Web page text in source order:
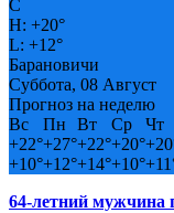
C
H: +20°
L: +12°
Барановичи
Суббота, 08 Август
Прогноз на неделю
Вс
Пн Вт Ср Чт
+22°+27°+22°+20°+
+10°+12°+14°+10°+
64-летний мужчина